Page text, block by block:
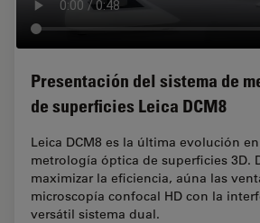
Presentación del sistema de
de superficies Leica DCM8
Leica DCM8 es la última evolución
metrología óptica de superficies 3D.
maximizar la eficiencia, aúna las
microscopía confocal HD con la
versátil sistema dual.